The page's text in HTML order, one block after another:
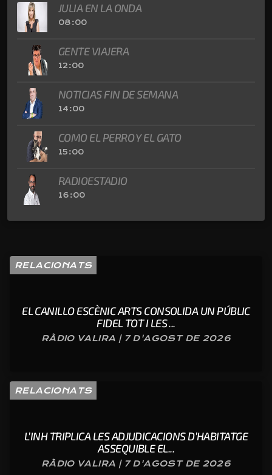
JULIA EN LA ONDA
08:00
GENTE VIAJERA
12:00
NOTICIAS FIN DE SEMANA
14:00
COMO EL PERRO Y EL GATO
15:00
RADIOESTADIO
16:00
RELACIONATS
EL CANILLO ESCÈNIC ARTS CONSOLIDA UN PÚBLIC
FIDEL TOT I LES ...
RÀDIO VALIRA | 7 D'AGOST DE 2026
RELACIONATS
L’INH TRIPLICA LES ADJUDICACIONS D’HABITATGE
ASSEQUIBLE EL...
RÀDIO VALIRA | 7 D'AGOST DE 2026